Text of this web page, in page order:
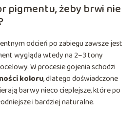
pigmentu, żeby brwi nie
odcień po zabiegu zawsze jest
wygląda wtedy na 2–3 tony
W procesie gojenia schodzi
koloru, dlatego doświadczone
barwy nieco cieplejsze, które po
i bardziej naturalne.